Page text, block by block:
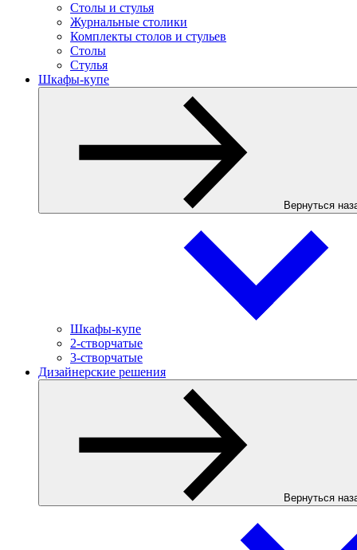
Столы и стулья
Журнальные столики
Комплекты столов и стульев
Столы
Стулья
Шкафы-купе
Вернуться
Шкафы-купе
2-створчатые
3-створчатые
Дизайнерские решения
Вернуться